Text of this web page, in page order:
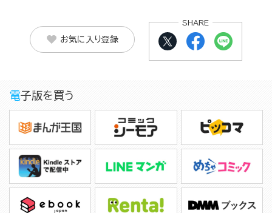
お気に入り登録
SHARE
電子版を買う